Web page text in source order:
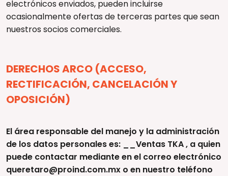
electrónicos enviados, pueden incluirse
ocasionalmente ofertas de terceras partes que sean
nuestros socios comerciales.
DERECHOS ARCO (ACCESO,
RECTIFICACIÓN, CANCELACIÓN Y
OPOSICIÓN)
El área responsable del manejo y la administración
de los datos personales es: __Ventas TKA , a quien
puede contactar mediante en el correo electrónico
queretaro@proind.com.mx o en nuestro teléfono